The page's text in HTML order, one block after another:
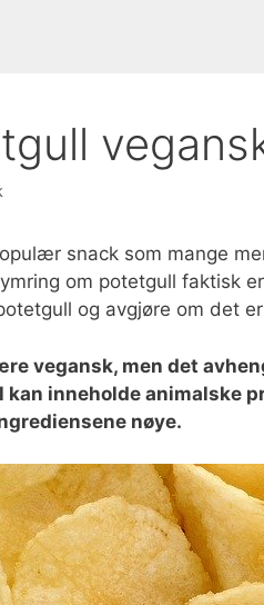
snack som mange
om potetgull faktisk
og avgjøre om det
vegansk, men det
kan inneholde animalske
nøye.